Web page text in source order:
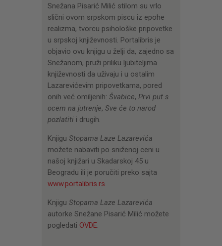
Snežana Pisarić Milić stilom su vrlo
slični ovom srpskom piscu iz epohe
realizma, tvorcu psihološke pripovetke
u srpskoj književnosti. Portalibris je
objavio ovu knjigu u želji da, zajedno sa
Snežanom, pruži priliku ljubiteljima
književnosti da uživaju i u ostalim
Lazarevićevim pripovetkama, pored
onih već omiljenih: Švabice, Prvi put s
ocem na jutrenje, Sve će to narod
pozlatiti i drugih.
Knjigu Stopama Laze Lazarevića
možete nabaviti po sniženoj ceni u
našoj knjižari u Skadarskoj 45 u
Beogradu ili je poručiti preko sajta
www.portalibris.rs.
Knjigu Stopama Laze Lazarevića
autorke Snežane Pisarić Milić možete
pogledati OVDE.